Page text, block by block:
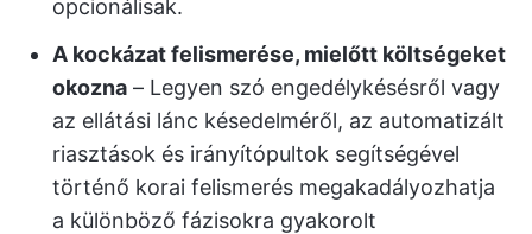
opcionálisak.
A kockázat felismerése, mielőtt költségeket
okozna – Legyen szó engedélykésésről vagy
az ellátási lánc késedelméről, az automatizált
riasztások és irányítópultok segítségével
történő korai felismerés megakadályozhatja
a különböző fázisokra gyakorolt